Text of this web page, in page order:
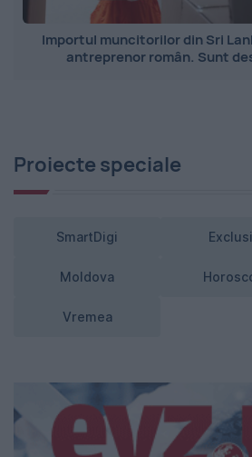
Importul muncitorilor din Sri
antreprenor român. Sunt
Proiecte speciale
SmartDigi
Moldova
Vremea